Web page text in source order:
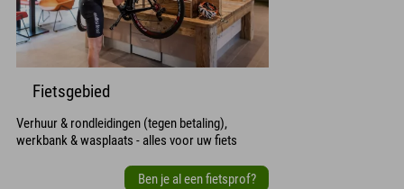
Fietsgebied
Verhuur & rondleidingen (tegen betaling),
werkbank & wasplaats - alles voor uw fiets
Ben je al een fietsprof?